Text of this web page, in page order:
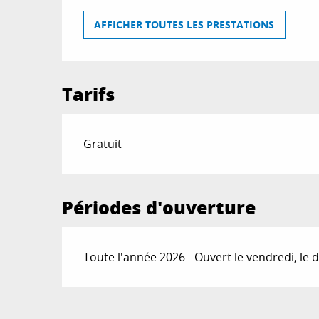
AFFICHER TOUTES LES PRESTATIONS
Tarifs
Gratuit
Périodes d'ouverture
Toute l'année 2026 - Ouvert le vendredi, le